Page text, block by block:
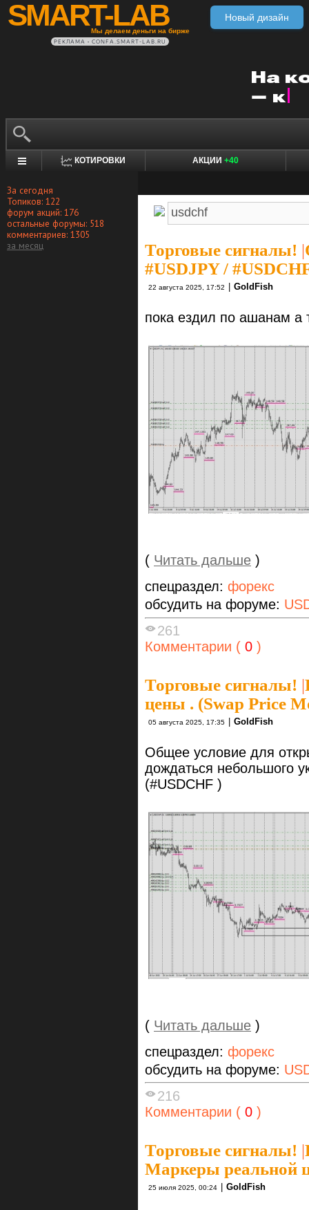
SMART-LAB
Мы делаем деньги на бирже
Новый дизайн
РЕКЛАМА • CONFA.SMART-LAB.RU
КОТИРОВКИ АКЦИИ +40
За сегодня
Топиков: 122
форум акций: 176
остальные форумы: 518
комментариев: 1305
за месяц
Торговые сигналы! |
#USDJPY /
22 августа 2025, 17:52 GoldFish
пока ездил по ашанам а
( Читать дальше )
спецраздел: форекс
обсудить на форуме:
261
Комментарии ( 0 )
Торговые сигналы! |
цены . (Swap Price
05 августа 2025, 17:35 GoldFish
Общее условие для
дождаться небольшого
(#USDCHF )
( Читать дальше )
спецраздел: форекс
обсудить на форуме:
216
Комментарии ( 0 )
Торговые сигналы! |
Маркеры реальной
25 июля 2025, 00:24 GoldFish